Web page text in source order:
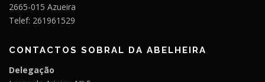
2665-015 Azueira
Telef: 261961529
CONTACTOS SOBRAL DA ABELHEIRA
Delegação